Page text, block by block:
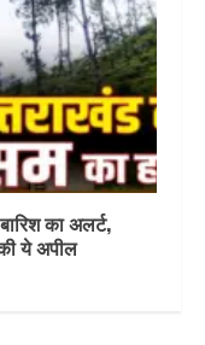
का अलर्ट,
ये अपील